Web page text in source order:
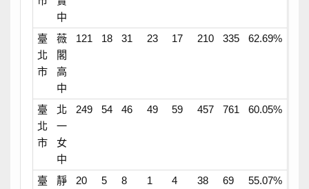
中
臺
北
市
薇
閣
高
中
121 18 31 23 17 210 335 62.69%
臺
北
市
北
一
女
中
249 54 46 49 59 457 761 60.05%
臺
靜
20 5 8 1 4 38 69 55.07%